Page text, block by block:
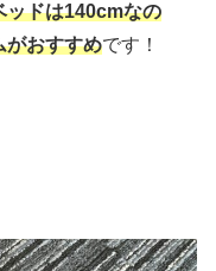
ッドは140cmなの
がおすすめです！